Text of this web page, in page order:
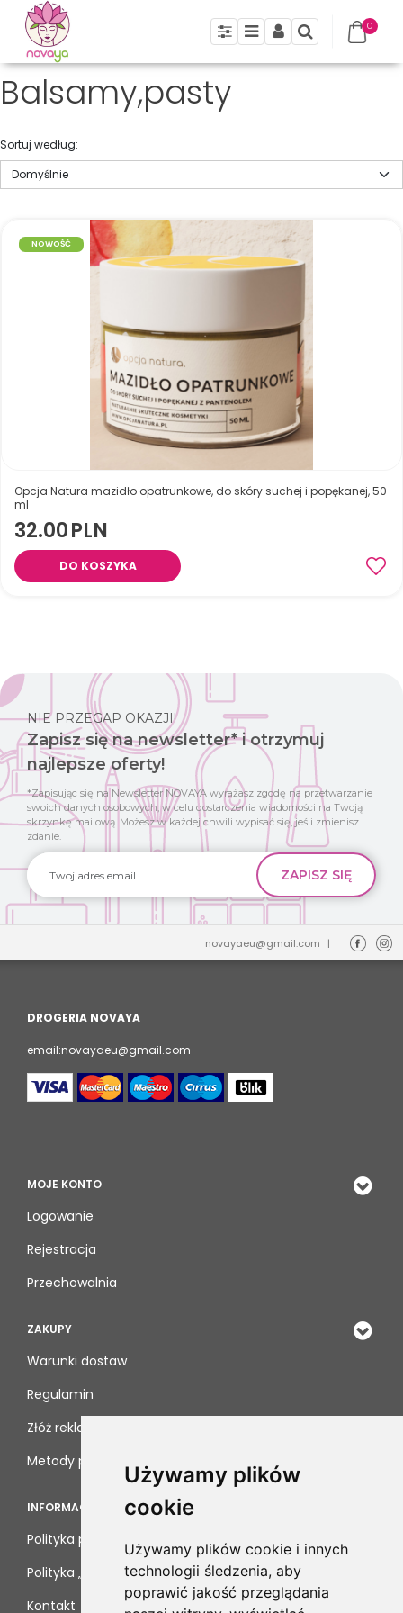
Używamy plików
cookie
Używamy plików cookie i innych
technologii śledzenia, aby
poprawić jakość przeglądania
PanelMenuPanelSzukaj
0
Balsamy,pasty
Sortuj według:
NOWOŚĆ
Naturalne mazidło do skóry suchej i popękanej z nagietkiem. Łagodzi
podrażnienia, wspomaga gojenie drobnych ran, otarć i oparzeń. Bez wody
– chroni skórę przed mrozem. Odpowiednie także dla dzieci i ust.
Opcja Natura mazidło opatrunkowe, do skóry suchej i popękanej, 50
ml
32.00PLN
DO KOSZYKA
NIE PRZEGAP OKAZJI!
Zapisz się na newsletter* i otrzymuj
najlepsze oferty!
*Zapisując się na Newsletter NOVAYA wyrażasz zgodę na przetwarzanie
swoich danych osobowych, w celu dostarczenia wiadomości na Twoją
skrzynkę mailową. Możesz w każdej chwili wypisać się, jeśli zmienisz
zdanie.
novayaeu@gmail.com |
DROGERIA NOVAYA
email:novayaeu@gmail.com
MOJE KONTO
Logowanie
Rejestracja
Przechowalnia
ZAKUPY
Warunki dostaw
Regulamin
Złóż reklamację
Metody płatności
INFORMACJE
Polityka prywatności
Polityka „cookies”
Kontakt